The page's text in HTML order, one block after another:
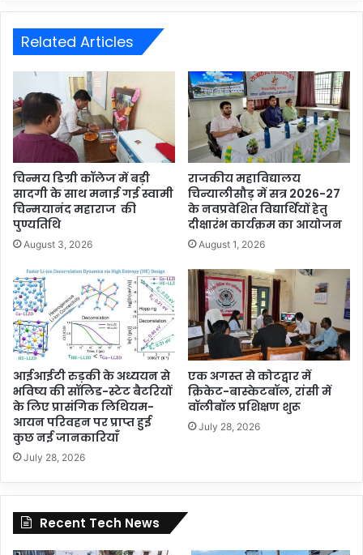
Related Articles
चिन्मय डिग्री कॉलेज में बड़ी
सादगी के साथ मनाई गई स्वामी
चिन्मयानंद महाराज की
पुण्यतिथि
August 3, 2026
राजकीय महाविद्यालय
चिन्यालीसौड़ में सत्र 2026-27
के नवप्रवेशित विद्यार्थियों हेतु
दीक्षारंभ कार्यक्रम का आयोजन
August 1, 2026
आईआईटी रुड़की के अध्ययन से
भविष्य की सॉलिड-स्टेट बैटरियों
के लिए प्रासंगिक लिथियम-
आयन परिवहन पर प्राप्त हुई
कुछ नई जानकारियाँ
July 28, 2026
एक अगस्त से कोटद्वार में
क्रिकेट-बास्केटबॉल, रांसी में
वॉलीबॉल प्रशिक्षण शुरू
July 28, 2026
Recent Tech News